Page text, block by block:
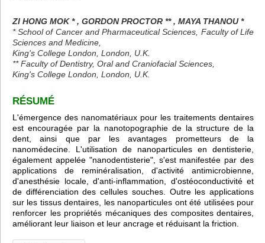
ZI HONG MOK * , GORDON PROCTOR ** , MAYA THANOU *
* School of Cancer and Pharmaceutical Sciences, Faculty of Life
Sciences and Medicine,
King's College London, London, U.K.
** Faculty of Dentistry, Oral and Craniofacial Sciences,
King's College London, London, U.K.
RÉSUMÉ
L'émergence des nanomatériaux pour les traitements dentaires
est encouragée par la nanotopographie de la structure de la
dent, ainsi que par les avantages prometteurs de la
nanomédecine. L'utilisation de nanoparticules en dentisterie,
également appelée "nanodentisterie", s'est manifestée par des
applications de reminéralisation, d'activité antimicrobienne,
d'anesthésie locale, d'anti-inflammation, d'ostéoconductivité et
de différenciation des cellules souches. Outre les applications
sur les tissus dentaires, les nanoparticules ont été utilisées pour
renforcer les propriétés mécaniques des composites dentaires,
améliorant leur liaison et leur ancrage et réduisant la friction.